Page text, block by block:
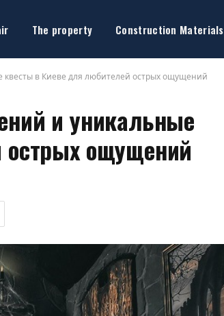
The property Construction Materials
в Киеве для любителей острых ощущений
и уникальные
ощущений